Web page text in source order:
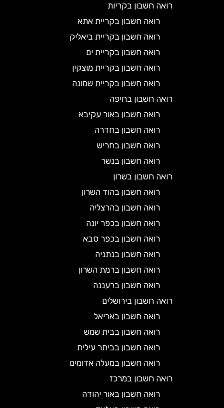
רואה חשבון בקריות
רואה חשבון בקריית אתא
רואה חשבון בקריית ביאליק
רואה חשבון בקריית ים
רואה חשבון בקריית מוצקין
רואה חשבון בקריית שמונה
רואה חשבון בחיפה
רואה חשבון באור עקיבא
רואה חשבון בחדרה
רואה חשבון בחריש
רואה חשבון בנשר
רואה חשבון בשרון
רואה חשבון בהוד השרון
רואה חשבון בהרצליה
רואה חשבון בכפר יונה
רואה חשבון בכפר סבא
רואה חשבון בנתניה
רואה חשבון ברמת השרון
רואה חשבון ברעננה
רואה חשבון בירושלים
רואה חשבון באריאל
רואה חשבון בבית שמש
רואה חשבון בביתר עילית
רואה חשבון במעלה אדומים
רואה חשבון במרכז
רואה חשבון באור יהודה